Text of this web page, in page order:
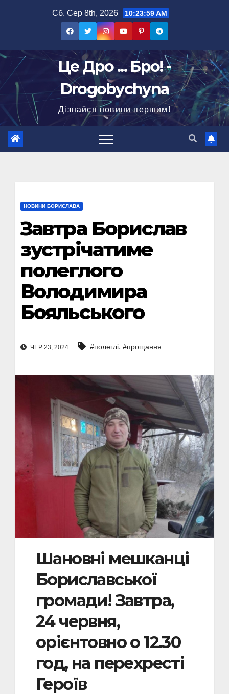
Сб. Сер 8th, 2026 10:24:00 AM
Це Дро ... Бро! -
Drogobychyna
Дізнайся новини першим!
НОВИНИ БОРИСЛАВА
Завтра Борислав
зустрічатиме
полеглого
Володимира
Бояльського
ЧЕР 23, 2024 #полеглі, #прощання
Шановні мешканці
Бориславської
громади! Завтра,
24 червня,
орієнтовно о 12.30
год, на перехресті
Героїв